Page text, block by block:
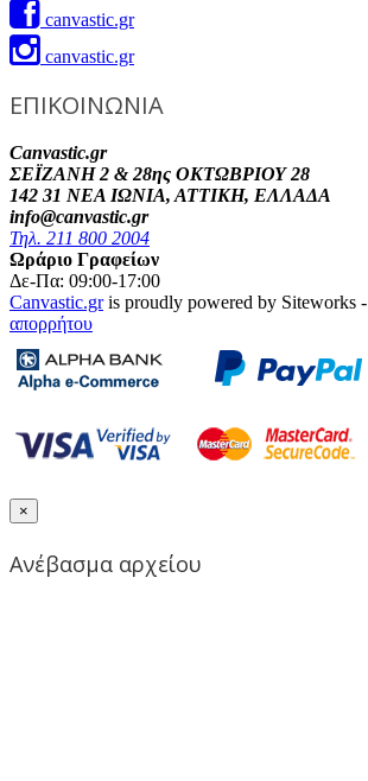
canvastic.gr
canvastic.gr
ΕΠΙΚΟΙΝΩΝΙΑ
Canvastic.gr
ΣΕΪΖΑΝΗ 2 & 28ης ΟΚΤΩΒΡΙΟΥ 28
142 31 ΝΕΑ ΙΩΝΙΑ, ΑΤΤΙΚΗ, ΕΛΛΑΔΑ
info@canvastic.gr
Τηλ. 211 800 2004
Ωράριο Γραφείων
Δε-Πα: 09:00-17:00
Canvastic.gris proudly powered by Siteworks -
απορρήτου
×
Ανέβασμα αρχείου